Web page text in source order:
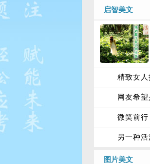
启智美文
精致女
网友希
微笑前
另一种
图片美文